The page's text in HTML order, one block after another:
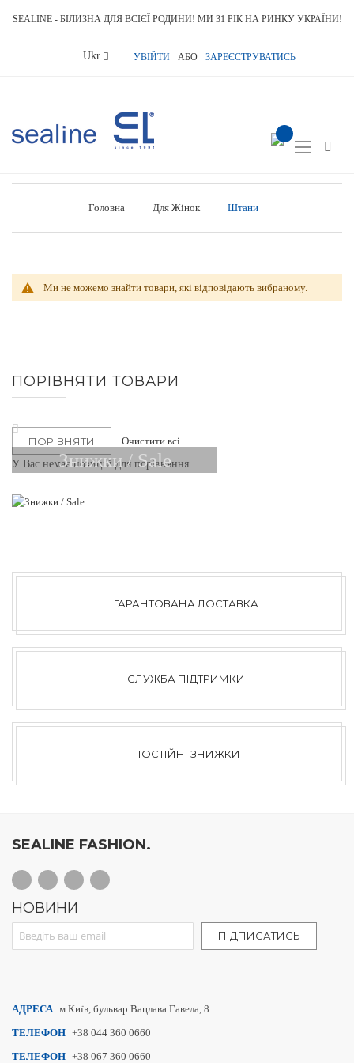
SEALINE - БІЛИЗНА ДЛЯ ВСІЄЇ РОДИНИ! МИ 31 РІК НА РИНКУ УКРАЇНИ!
Language
Ukr УВІЙТИ АБО ЗАРЕЄСТРУВАТИСЬ
Nav
item(s) -
Головна Для Жінок Штани
Ми не можемо знайти товари, які відповідають вибраному.
ПОРІВНЯТИ ТОВАРИ
Видалити
Цей
Елемент
ПОРІВНЯТИ
Очистити всі
У Вас немає позицій для порівняння.
Знижки / Sale
ГАРАНТОВАНА ДОСТАВКА
СЛУЖБА ПІДТРИМКИ
ПОСТІЙНІ ЗНИЖКИ
SEALINE FASHION.
НОВИНИ
Sign Up for Our Newsletter:
ПІДПИСАТИСЬ
АДРЕСА м.Київ, бульвар Вацлава Гавела, 8
ТЕЛЕФОН +38 044 360 0660
ТЕЛЕФОН +38 067 360 0660